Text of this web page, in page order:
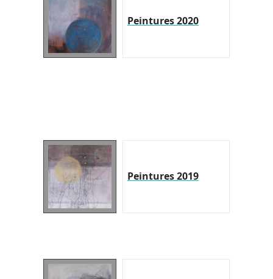
Peintures 2020
Peintures 2019